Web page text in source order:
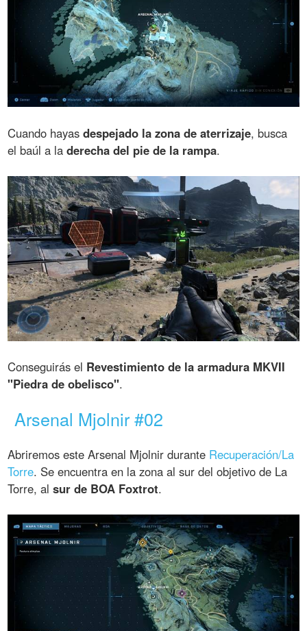
Cuando hayasdespejado la zona de aterrizaje, busca
el baúl a laderecha del pie de la rampa.
Conseguirás el Revestimiento de la armadura MKVII
"Piedra de obelisco".
Arsenal Mjolnir #02
Abriremos este Arsenal Mjolnir durante Recuperación/La
Torre. Se encuentra en la zona al sur del objetivo de La
Torre, alsur de BOA Foxtrot.